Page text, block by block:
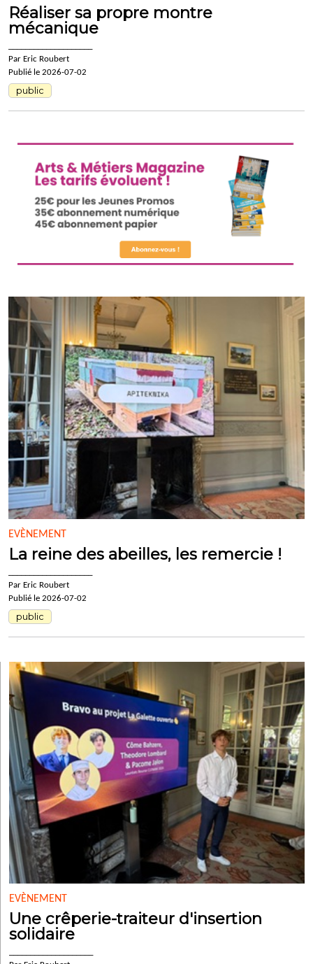
Réaliser sa propre montre
mécanique
Par Eric Roubert
Publié le 2026-07-02
public
EVÈNEMENT
La reine des abeilles, les remercie !
Par Eric Roubert
Publié le 2026-07-02
public
EVÈNEMENT
Une crêperie-traiteur d'insertion
solidaire